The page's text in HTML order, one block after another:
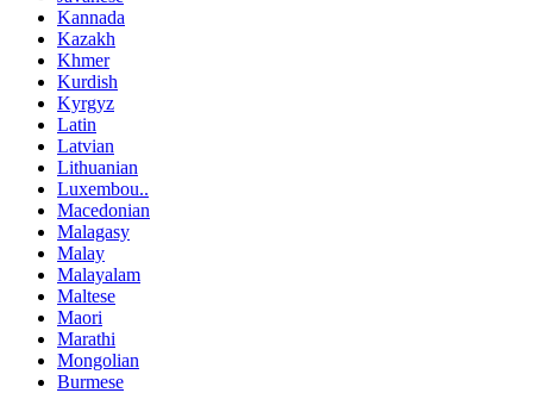
Kannada
Kazakh
Khmer
Kurdish
Kyrgyz
Latin
Latvian
Lithuanian
Luxembou..
Macedonian
Malagasy
Malay
Malayalam
Maltese
Maori
Marathi
Mongolian
Burmese